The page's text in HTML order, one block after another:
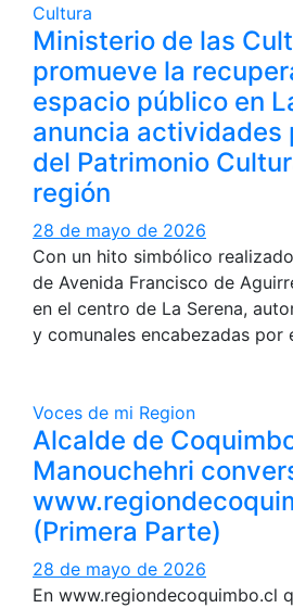
Cultura
Ministerio de las
promueve la
espacio público en
anuncia actividades
del Patrimonio
región
28 de mayo de 2026
Con un hito simbólico
de Avenida Francisco de
en el centro de La Serena,
y comunales encabezadas por
Voces de mi Region
Alcalde de
Manouchehri
(Primera Parte)
28 de mayo de 2026
En www.regiondecoquimbo.cl